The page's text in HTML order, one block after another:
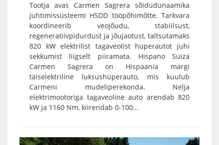
Tootja avas Carmen Sagrera sõidudünaamika
juhtimissüsteemi HSDD tööpõhimõtte. Tarkvara
koordineerib veojõudu, stabiilsust,
regeneratiivpidurdust ja jõujaotust, taltsutamaks
820 kW elektrilist tagaveolist hüperautot juhi
sekkumist liigselt piiramata. Hispano Suiza
Carmen Sagrera on Hispaania margi
täiselektriline luksushüperauto, mis kuulub
Carmeni mudeliperekonda. Nelja
elektrimootoriga tagaveoline auto arendab 820
kW ja 1160 Nm, kiirendab 0-100...